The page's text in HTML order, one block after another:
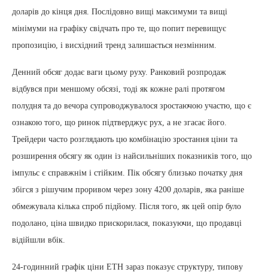
доларів до кінця дня. Послідовно вищі максимуми та вищі
мінімуми на графіку свідчать про те, що попит перевищує
пропозицію, і висхідний тренд залишається незмінним.
Денний обсяг додає ваги цьому руху. Ранковий розпродаж
відбувся при меншому обсязі, тоді як кожне ралі протягом
полудня та до вечора супроводжувалося зростаючою участю, що є
ознакою того, що ринок підтверджує рух, а не згасає його.
Трейдери часто розглядають цю комбінацію зростання ціни та
розширення обсягу як один із найсильніших показників того, що
імпульс є справжнім і стійким. Пік обсягу близько початку дня
збігся з рішучим проривом через зону 4200 доларів, яка раніше
обмежувала кілька спроб підйому. Після того, як цей опір було
подолано, ціна швидко прискорилася, показуючи, що продавці
відійшли вбік.
24-годинний графік ціни ETH зараз показує структуру, типову